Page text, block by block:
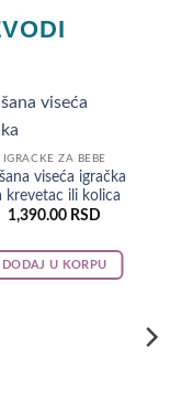
IGRACKE ZA BEBE
viseća igračka
krevetac ili kolica
1,390.00 RSD
DODAJ U KORPU